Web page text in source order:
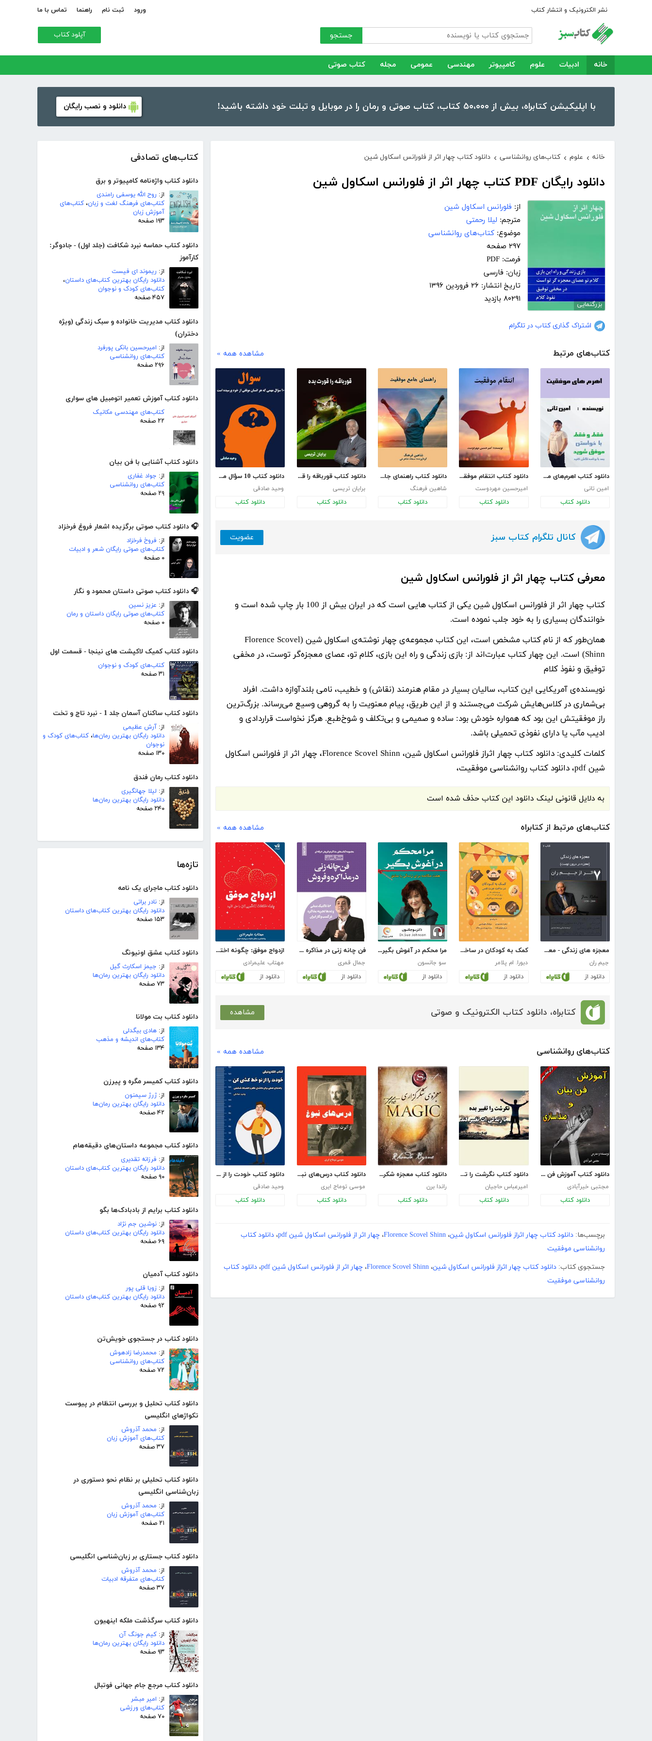
نشر الکترونیک و انتشار کتاب ورود ثبت نام راهنما تماس با ما
جستجو آپلود کتاب
خانه ادبیات علوم کامپیوتر مهندسی عمومی مجله کتاب صوتی
با اپلیکیشن کتابراه، بیش از ۵۰،۰۰۰ کتاب، کتاب صوتی و رمان را در موبایل و تبلت خود داشته باشید! دانلود و نصب رایگان
کتاب‌های تصادفی
دانلود کتاب واژه‌نامه کامپیوتر و برق
از: روح الله یوسفی رامندی
کتاب‌های فرهنگ لغت و زبان، کتاب‌های
آموزش زبان
۱۹۳ صفحه
دانلود کتاب حماسه نبرد شکافت (جلد اول) - جادوگر:
کارآموز
از: ریموند ای فیست
دانلود رایگان بهترین کتاب‌های داستان،
کتاب‌های کودک و نوجوان
۴۵۷ صفحه
دانلود کتاب مدیریت خانواده و سبک زندگی (ویژه
دختران)
از: امیرحسین بانکی پورفرد
کتاب‌های روانشناسی
۲۹۶ صفحه
دانلود کتاب آموزش تعمیر اتومبیل های سواری
کتاب‌های مهندسی مکانیک
۲۲ صفحه
دانلود کتاب آشنایی با فن بیان
از: جواد غفاری
کتاب‌های روانشناسی
۲۹ صفحه
🎧 دانلود کتاب صوتی برگزیده اشعار فروغ فرخزاد
از: فروخ فرخزاد
کتاب‌های صوتی رایگان شعر و ادبیات
۰ صفحه
🎧 دانلود کتاب صوتی داستان محمود و نگار
از: عزیز نسین
کتاب‌های صوتی رایگان داستان و رمان
۰ صفحه
دانلود کتاب کمیک لاکپشت های نینجا - قسمت اول
کتاب‌های کودک و نوجوان
۳۱ صفحه
دانلود کتاب ساکنان آسمان جلد 1 - نبرد تاج و تخت
از: آرش عظیمی
دانلود رایگان بهترین رمان‌ها، کتاب‌های کودک و
نوجوان
۱۳۰ صفحه
دانلود کتاب رمان فندق
از: لیلا جهانگیری
دانلود رایگان بهترین رمان‌ها
۲۴۰ صفحه
تازه‌ها
دانلود کتاب ماجرای یک نامه
از: نادر براتی
دانلود رایگان بهترین کتاب‌های داستان
۱۵۳ صفحه
دانلود کتاب عشق اونیونگ
از: جیمز اسکارث گیل
دانلود رایگان بهترین رمان‌ها
۷۳ صفحه
دانلود کتاب بت مولانا
از: هادی بیگدلی
کتاب‌های اندیشه و مذهب
۱۳۴ صفحه
دانلود کتاب کمیسر مگره و پیرزن
از:ژرژ سیمنون
دانلود رایگان بهترین رمان‌ها
۴۲ صفحه
دانلود کتاب مجموعه داستان‌های دقیقه‌هام
از: فرزانه تقدیری
دانلود رایگان بهترین کتاب‌های داستان
۹۰ صفحه
دانلود کتاب برایم از بادبادک‌ها بگو
از: نوشین جم نژاد
دانلود رایگان بهترین کتاب‌های داستان
۶۹ صفحه
دانلود کتاب آدمیان
از: زویا قلی پور
دانلود رایگان بهترین کتاب‌های داستان
۹۲ صفحه
دانلود کتاب در جستجوی خویش‌تن
از: محمدرضا زادهوش
کتاب‌های روانشناسی
۷۲ صفحه
دانلود کتاب تحلیل و بررسی انتظام در پیوست
تکواژهای انگلیسی
از: محمد آذروش
کتاب‌های آموزش زبان
۳۷ صفحه
دانلود کتاب تحلیلی بر نظام نحو دستوری در
زبان‌شناسی انگلیسی
از: محمد آذروش
کتاب‌های آموزش زبان
۲۱ صفحه
دانلود کتاب جستاری بر زبان‌شناسی انگلیسی
از: محمد آذروش
کتاب‌های متفرقه ادبیات
۳۷ صفحه
دانلود کتاب سرگذشت ملکه اینهیون
از: کیم جونگ آن
دانلود رایگان بهترین رمان‌ها
۹۳ صفحه
دانلود کتاب مرجع جام جهانی فوتبال
از: امیر مبشر
کتاب‌های ورزشی
۷۰ صفحه
خانه › علوم › کتاب‌های روانشناسی › دانلود کتاب چهار اثر از فلورانس اسکاول شین
دانلود رایگان PDF کتاب چهار اثر از فلورانس اسکاول شین
بزرگنمایی
از: فلورانس اسکاول شین
مترجم: لیلا رحمتی
موضوع: کتاب‌های روانشناسی
۲۹۷ صفحه
فرمت: PDF
زبان: فارسی
تاریخ انتشار: ۲۶ فروردین ۱۳۹۶
۸۰۲۹۱ بازدید
اشتراک گذاری کتاب در تلگرام
کتاب‌های مرتبط مشاهده همه »
دانلود کتاب اهرم‌های موفقیت
امین تانی
دانلود کتاب
دانلود کتاب انتقام موفقیت
امیرحسین مهردوست
دانلود کتاب
دانلود کتاب راهنمای جامع موفقیت
شاهین فرهنگ
دانلود کتاب
دانلود کتاب قورباقه را قورت بده!
برایان تریسی
دانلود کتاب
دانلود کتاب 10 سؤال مهمی که هر انسان‌ موفقی از خود پرسیده ‌است
وحید صادقی
دانلود کتاب
کانال تلگرام کتاب سبز عضویت
معرفی کتاب چهار اثر از فلورانس اسکاول شین
کتاب چهار اثر از فلورانس اسکاول شین یکی از کتاب هایی است که در ایران بیش از 100 بار چاپ شده است و
خوانندگان بسیاری را به خود جلب نموده است.
همان‌طور که از نام کتاب مشخص است، این کتاب مجموعه‌ی چهار نوشته‌ی اسکاول ‌شین (Florence Scovel
Shinn) است. این چهار کتاب عبارت‌اند از: بازی زندگی و راه این بازی، کلام تو، عصای معجزه‌گر توست، در مخفی
توفیق و نفوذ کلام
نویسنده‌ی آمریکایی این کتاب، سالیان بسیار در مقام هنرمند (نقاش) و خطیب، نامی بلندآوازه داشت. افراد
بی‌شماری در کلاس‌هایش شرکت می‌جستند و از این طریق، پیام معنویت را به گروهی وسیع می‌رساند. بزرگ‌ترین
راز موفقیتش این بود که همواره خودش بود: ساده و صمیمی و بی‌تکلف و شوخ‌طبع. هرگز نخواست قراردادی و
ادیب مآب یا دارای نفوذی تحمیلی باشد.
کلمات کلیدی:
دانلود کتاب چهار اثراز فلورانس اسکاول شین، Florence Scovel Shinn، چهار اثر از فلورانس اسکاول
شین pdf، دانلود کتاب روانشناسی موفقیت،
به دلایل قانونی لینک دانلود این کتاب حذف شده است
کتاب‌های مرتبط از کتابراه مشاهده همه »
معجزه های زندگی - معجزه در درون توست (کتاب ششم)
جیم ران
دانلود از
کمک به کودکان در ساخت عزت نفس
دبورا. ام پلامر
دانلود از
مرا محکم در آغوش بگیر: هفت مکالمه برای زندگی با عشق
سو جانسون
دانلود از
فن چانه زنی در مذاکره و فروش
جمال قمری
دانلود از
ازدواج موفق: چگونه اختلافات زناشویی‌تان را حل کنید
مهتاب علیمرادی
دانلود از
کتابراه، دانلود کتاب الکترونیک و صوتی مشاهده
کتاب‌های روانشناسی مشاهده همه »
دانلود کتاب آموزش فن بیان و صداسازی
مجتبی خیرآبادی
دانلود کتاب
دانلود کتاب نگرشت را تغییر بده تا زندگی‌ات تغییر کند
امیرعباس حاجیان
دانلود کتاب
دانلود کتاب معجزه شکرگزاری (جادو)
راندا برن
دانلود کتاب
دانلود کتاب درس‌های نبوغ از آلبرت اینشتین
موسی توماج ایری
دانلود کتاب
دانلود کتاب خودت را از نو خط کشی کن
وحید صادقی
دانلود کتاب
برچسب‌ها: دانلود کتاب چهار اثراز فلورانس اسکاول شین، Florence Scovel Shinn، چهار اثر از فلورانس اسکاول شین pdf ، دانلود کتاب
روانشناسی موفقیت
جستجوی کتاب: دانلود کتاب چهار اثراز فلورانس اسکاول شین، Florence Scovel Shinn، چهار اثر از فلورانس اسکاول شین pdf ، دانلود کتاب
روانشناسی موفقیت